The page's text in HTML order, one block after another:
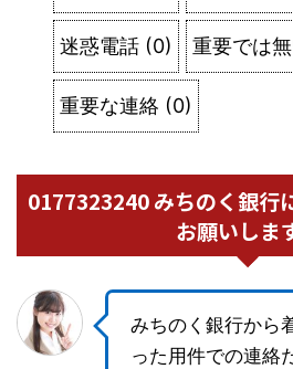
迷惑電話 (0) 重要では
重要な連絡 (0)
0177323240 みちのく銀行
お願いしま
みちのく銀行から
った用件での連絡